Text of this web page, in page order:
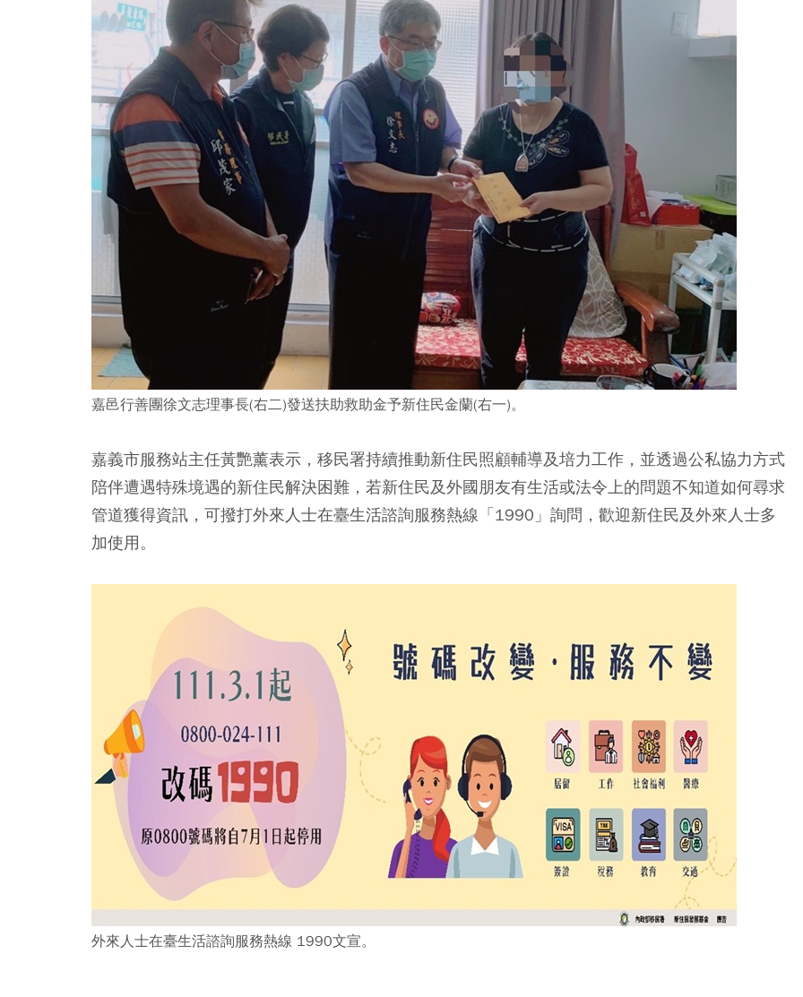
嘉邑行善團徐文志理事長(右二)發送扶助救助金予新住民金蘭(右一)。
嘉義市服務站主任黃艷薰表示，移民署持續推動新住民照顧輔導及培力工作，並透過公私協力方式
陪伴遭遇特殊境遇的新住民解決困難，若新住民及外國朋友有生活或法令上的問題不知道如何尋求
管道獲得資訊，可撥打外來人士在臺生活諮詢服務熱線「1990」詢問，歡迎新住民及外來人士多
加使用。
外來人士在臺生活諮詢服務熱線 1990文宣。